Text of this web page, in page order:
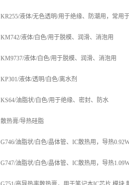
KR255/液体/无色透明/用于绝缘、防潮用，常用
KM742/液体/白色/用于脱模、润滑、消泡用
KM9737/液体/白色/用于脱模、润滑、消泡用
KP301/液体/透明/白色/离水剂
KS64/油脂状/白色/用于绝缘、密封、防水
散热膏/导热硅脂
G746/油脂状/白色/晶体管、IC散热用，导热
G747/油脂状/白色/晶体管、IC散热用，导热